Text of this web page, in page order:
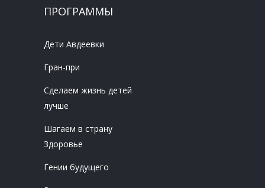
ПРОГРАММЫ
Дети Авдеевки
Гран-при
Сделаем жизнь детей
лучше
Шагаем в страну
Здоровье
Гении будущего